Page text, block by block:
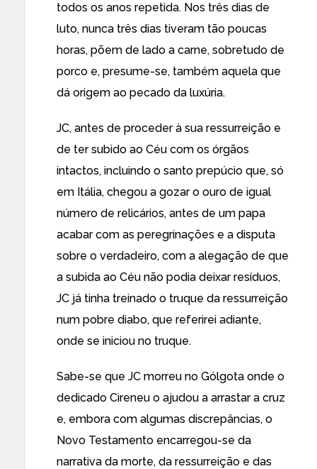
todos os anos repetida. Nos três dias de
luto, nunca três dias tiveram tão poucas
horas, põem de lado a carne, sobretudo de
porco e, presume-se, também aquela que
dá origem ao pecado da luxúria.
JC, antes de proceder à sua ressurreição e
de ter subido ao Céu com os órgãos
intactos, incluindo o santo prepúcio que, só
em Itália, chegou a gozar o ouro de igual
número de relicários, antes de um papa
acabar com as peregrinações e a disputa
sobre o verdadeiro, com a alegação de que
a subida ao Céu não podia deixar resíduos,
JC já tinha treinado o truque da ressurreição
num pobre diabo, que referirei adiante,
onde se iniciou no truque.
Sabe-se que JC morreu no Gólgota onde o
dedicado Cireneu o ajudou a arrastar a cruz
e, embora com algumas discrepâncias, o
Novo Testamento encarregou-se da
narrativa da morte, da ressurreição e das